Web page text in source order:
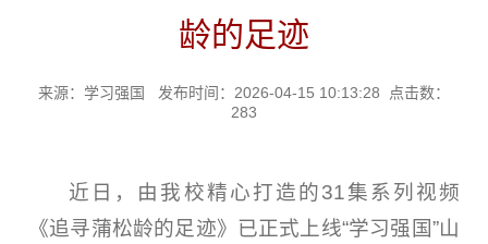
龄的足迹
来源：学习强国 发布时间：2026-04-15 10:13:28 点击数：
283
近日，由我校精心打造的31集系列视频
《追寻蒲松龄的足迹》已正式上线“学习强国”山